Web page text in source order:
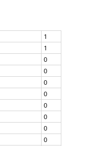
1
1
0
0
0
0
0
0
0
0